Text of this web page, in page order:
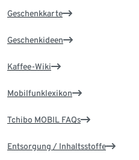
Geschenkkarte
Geschenkideen
Kaffee-Wiki
Mobilfunklexikon
Tchibo MOBIL FAQs
Entsorgung / Inhaltsstoffe